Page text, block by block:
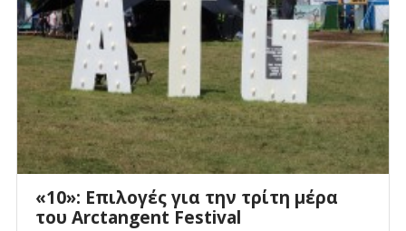
«10»: Επιλογές για την τρίτη μέρα
του Arctangent Festival